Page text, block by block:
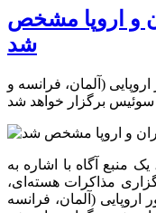
و اروپا مشخص
شد
(آلمان، فرانسه و
منبع آگاه با اشاره به
مذاکرات هسته‌ای،
(آلمان، فرانسه